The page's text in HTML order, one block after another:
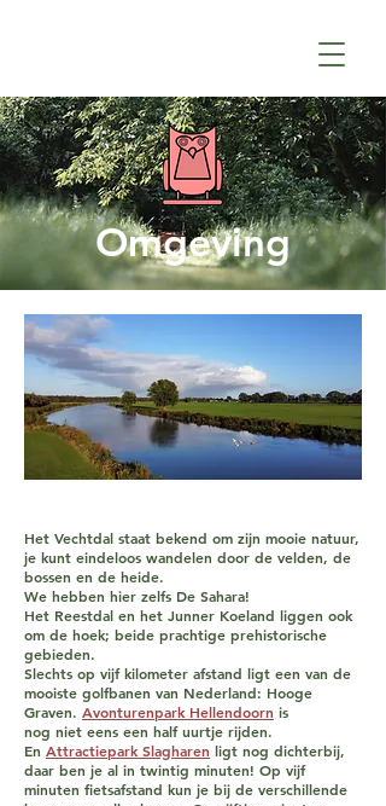
Omgeving
Het Vechtdal staat bekend om zijn mooie natuur,
je kunt eindeloos wandelen door de velden, de
bossen en de heide.
We hebben hier zelfs De Sahara!
Het Reestdal en het Junner Koeland liggen ook
om de hoek; beide prachtige prehistorische
gebieden.
Slechts op vijf kilometer afstand ligt een van de
mooiste golfbanen van Nederland: Hooge
Graven. Avonturenpark Hellendoorn is
nog niet eens een half uurtje rijden.
En Attractiepark Slagharen ligt nog dichterbij,
daar ben je al in twintig minuten! Op vijf
minuten fietsafstand kun je bij de verschillende